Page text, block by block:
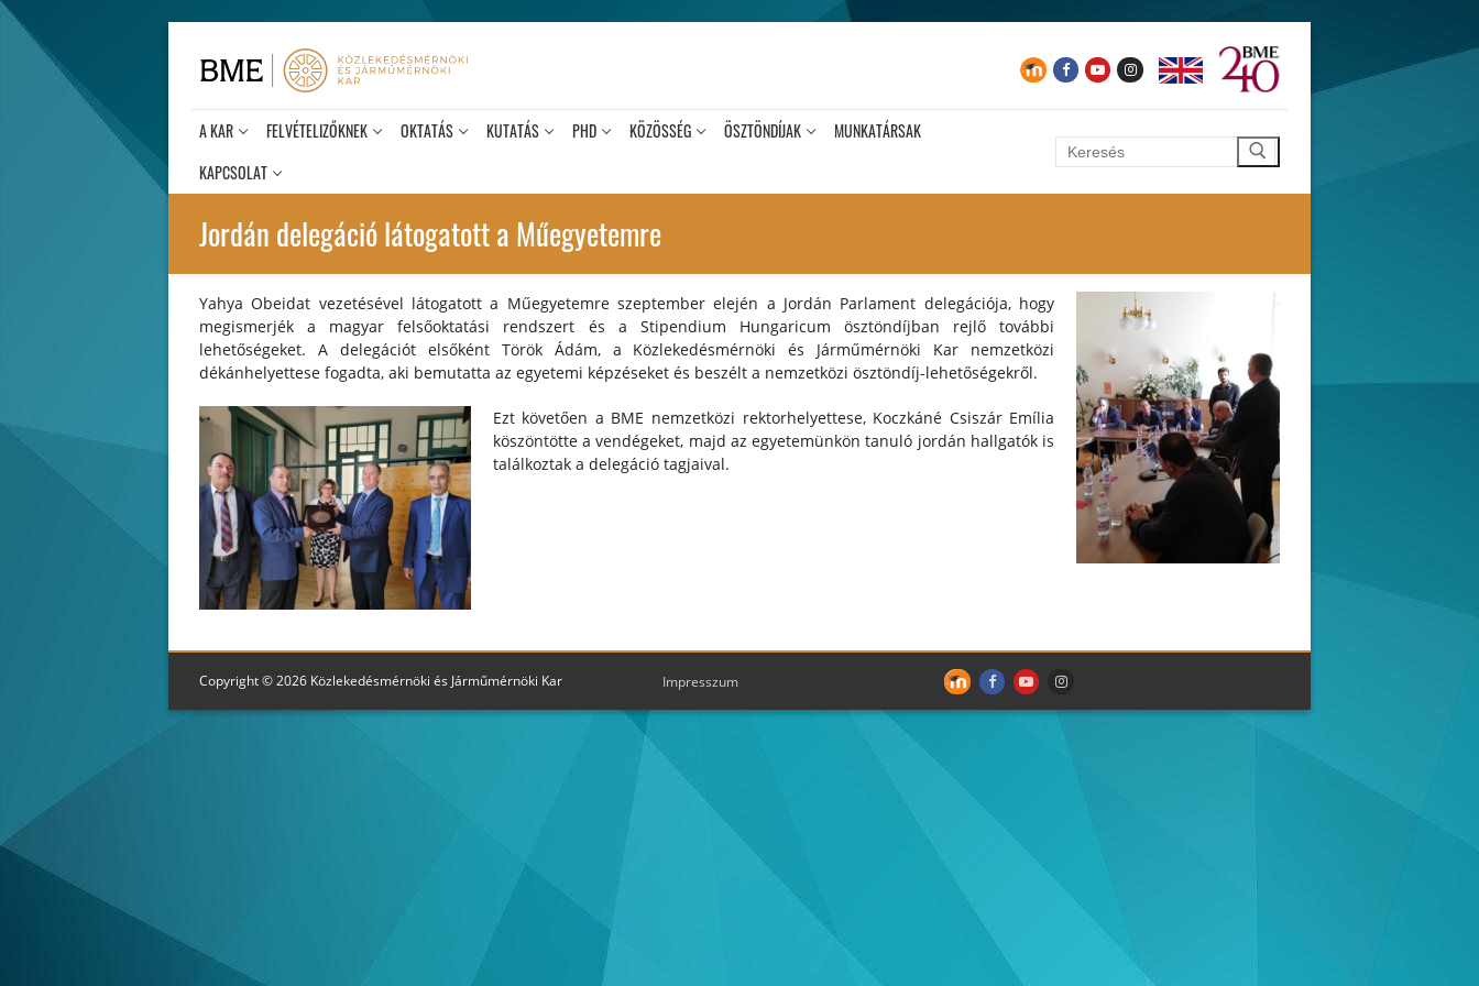
tartalomra
A KAR FELVÉTELIZŐKNEK OKTATÁS KUTATÁS PHD KÖZÖSSÉG ÖSZTÖNDÍJAK
MUNKATÁRSAK
KAPCSOLAT
Keresése:
Jordán delegáció látogatott a Műegyetemre
Yahya Obeidat vezetésével látogatott a Műegyetemre szeptember elején a Jordán Parlament delegációja, hogy
megismerjék a magyar felsőoktatási rendszert és a Stipendium Hungaricum ösztöndíjban rejlő további
lehetőségeket. A delegációt elsőként Török Ádám, a Közlekedésmérnöki és Járműmérnöki Kar nemzetközi
dékánhelyettese fogadta, aki bemutatta az egyetemi képzéseket és beszélt a nemzetközi ösztöndíj-lehetőségekről.
Ezt követően a BME nemzetközi rektorhelyettese, Koczkáné Csiszár Emília
köszöntötte a vendégeket, majd az egyetemünkön tanuló jordán hallgatók is
találkoztak a delegáció tagjaival.
Copyright © 2026 Közlekedésmérnöki és Járműmérnöki Kar Impresszum